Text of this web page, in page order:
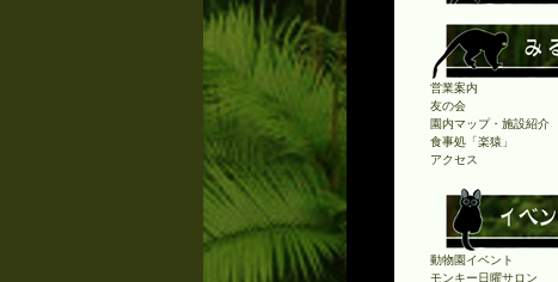
営業案内
友の会
園内マップ・施設紹介
食事処「楽猿」
アクセス
動物園イベント
モンキー日曜サロン